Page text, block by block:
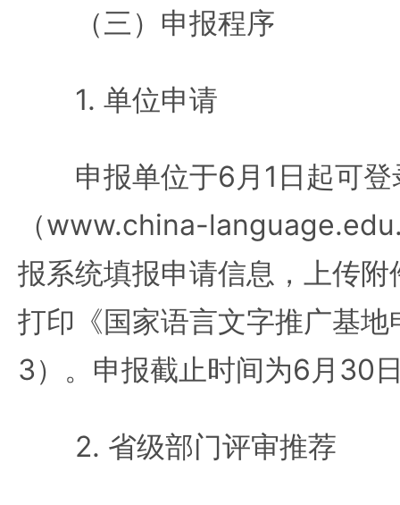
（三）申报程序
1. 单位申请
申报单位于6月1日起可登
（www.china-
报系统填报申请信息，上传
打印《国家语言文字推广基
3）。申报截止时间为6月30
2. 省级部门评审推荐